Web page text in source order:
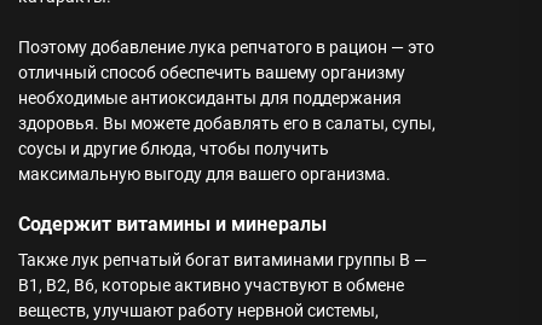
Поэтому добавление лука репчатого в рацион — это
отличный способ обеспечить вашему организму
необходимые антиоксиданты для поддержания
здоровья. Вы можете добавлять его в салаты, супы,
соусы и другие блюда, чтобы получить
максимальную выгоду для вашего организма.
Содержит витамины и минералы
Также лук репчатый богат витаминами группы В —
B1, B2, B6, которые активно участвуют в обмене
веществ, улучшают работу нервной системы,